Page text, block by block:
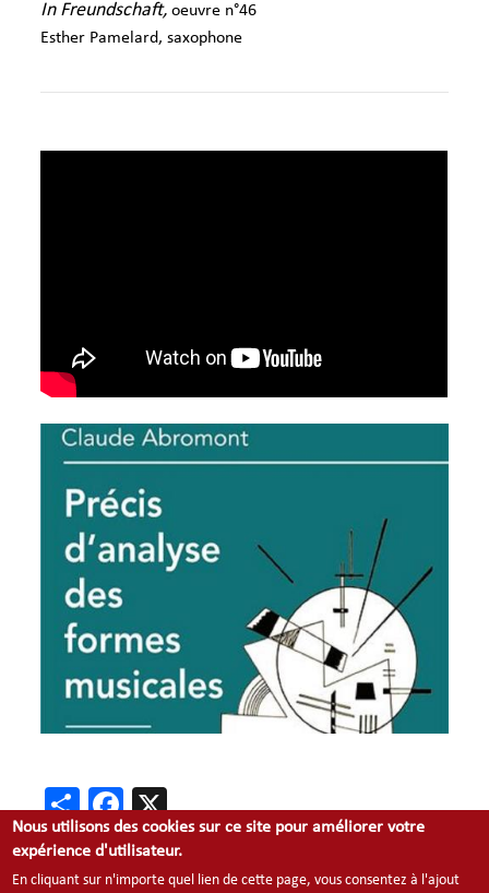
In Freundschaft,oeuvre n°46
Esther Pamelard, saxophone
Image
Nous utilisons des cookies sur ce site pour améliorer votre
expérience d'utilisateur.
En cliquant sur n'importe quel lien de cette page, vous consentez à l'ajout